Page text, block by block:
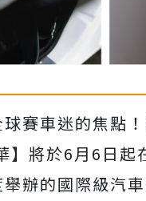
球賽車迷的焦點
將於6月6日起
辦的國際級汽